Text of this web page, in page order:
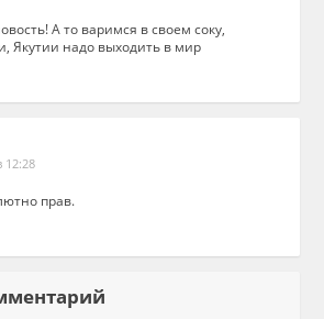
А то варимся в своем соку,
Якутии надо выходить в мир
12:28
прав.